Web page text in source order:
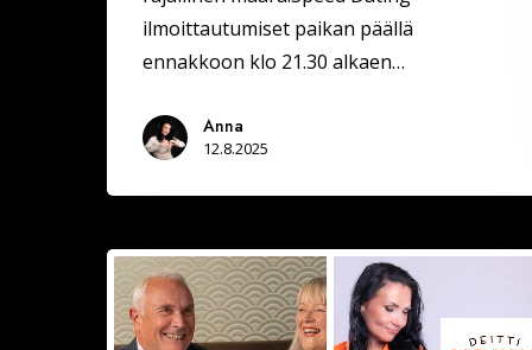
ilmoittautumiset paikan päällä
ennakkoon klo 21.30 alkaen…
Anna
12.8.2025
Syyskuussa
Helsingistä
60+